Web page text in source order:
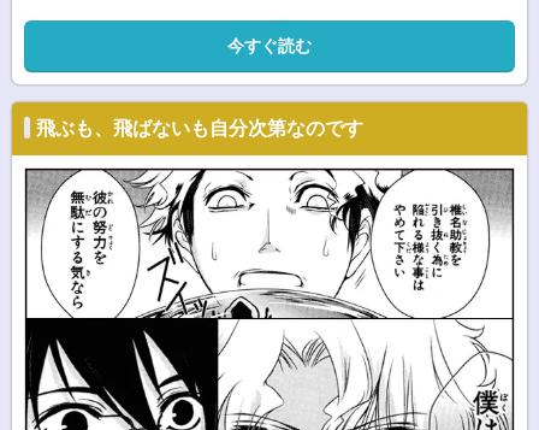
今すぐ読む
飛ぶも、飛ばないも自分次第なのです